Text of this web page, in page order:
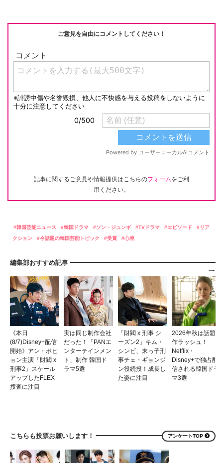
ご意見を自由にコメントしてください！
記事に関するご意見や情報提供はこちらのフォームをご利
用ください。
韓国芸能ニュース 韓国ドラマ ソン・ジュンギ TVドラマ エピソード
リア
クション
今話題の韓国芸能トピック 受賞 心境
編集部おすすめ記事
《本日
(8/7)Disney+配信
開始》アン・ボヒ
ョン主演「財閥 x
刑事2」スケール
アップしたFLEX
捜査に注目
実は同じ制作会社
だった！「PANエ
ンターテインメン
ト」制作 韓国ド
ラマ5選
「財閥 x 刑事 シ
ーズン2」キム・
シンビ、末っ子刑
事チェ・ギョンジ
ン役続投！成長し
た姿に注目
2026年秋は話題
作ラッシュ！
Netflix・
Disney+で独占配
信される韓国ドラ
マ3選
こちらも投票お願いします！ アンケートTOP